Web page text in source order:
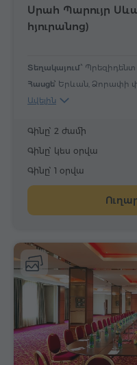
Սրահ Պարույր
հյուրանոց)
Տեղակայում՝ Պրեզիդենտ
Հասցե՝ Երևան, Ձորափի
Ավելին
Գինը՝ 2 ժամի
Գինը՝ կես օրվա
Գինը՝ 1 օրվա